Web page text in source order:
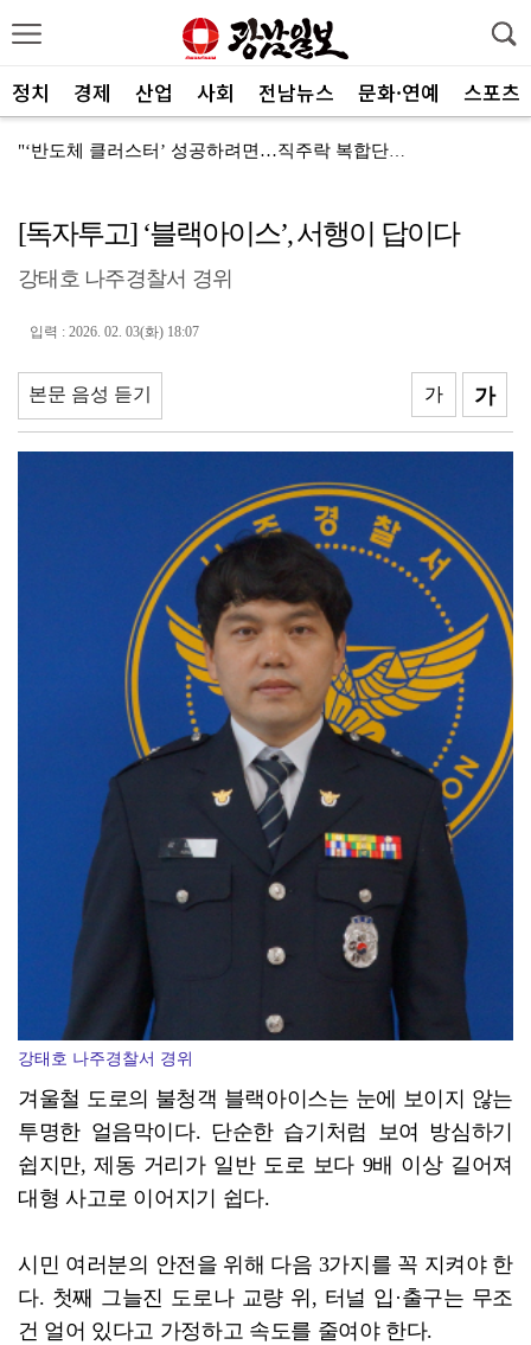
정치 경제 산업 사회 전남뉴스 문화·연예 스포츠
"‘반도체 클러스터’ 성공하려면…직주락 복합단지 구축"
반도체 산단 속도…광주 민간공항 무안이전도 빨라질 듯
"광주 5개 자치구 기능·권한 확대해야 불균형 해소"
폭염에 멈춘 무안공항 참사 재수색 10일 재개
민주 당권 주자들, 텃밭 호남 민심잡기 '사활'
[사설]강진 병영면 ‘도시재생 성공모델’된 이유
폭염·가뭄·고수온 비상…농·수협, 현장 지원 총력
[강소기업을 키우자] 궁전제과
[독자투고] ‘블랙아이스’, 서행이 답이다
강태호 나주경찰서 경위
입력 : 2026. 02. 03(화) 18:07
본문 음성 듣기 가
가
강태호 나주경찰서 경위
겨울철 도로의 불청객 블랙아이스는 눈에 보이지 않는
투명한 얼음막이다. 단순한 습기처럼 보여 방심하기
쉽지만, 제동 거리가 일반 도로 보다 9배 이상 길어져
대형 사고로 이어지기 쉽다.
시민 여러분의 안전을 위해 다음 3가지를 꼭 지켜야 한
다. 첫째 그늘진 도로나 교량 위, 터널 입·출구는 무조
건 얼어 있다고 가정하고 속도를 줄여야 한다.